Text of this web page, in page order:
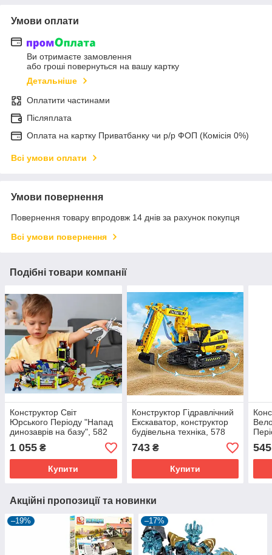
Умови оплати
Ви отримаєте замовлення
або гроші повернуться на вашу картку
Детальніше
Оплатити частинами
Післяплата
Оплата на картку Приватбанку чи р/р ФОП (Комісія 0%)
Всі умови оплати
Умови повернення
Повернення товару впродовж 14 днів за рахунок покупця
Всі умови повернення
Подібні товари компанії
Конструктор Світ
Юрського Періоду "Напад
динозаврів на базу", 582
деталі
1 055 ₴
Купити
Конструктор Гідравлічний
Екскаватор, конструктор
будівельна техніка, 578
деталей
743₴
Купити
545
Акційні пропозиції та новинки
–19% –17%